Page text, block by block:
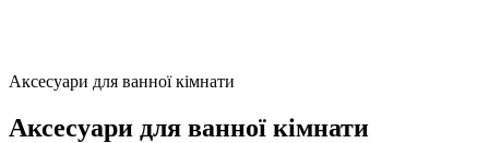
Аксесуари для ванної кімнати
Аксесуари для ванної кімнати